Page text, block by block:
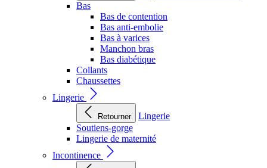
Bas
Bas de contention
Bas anti-embolie
Bas à varices
Manchon bras
Bas diabétique
Collants
Chaussettes
Lingerie
Retourner
Lingerie
Soutiens-gorge
Lingerie de maternité
Incontinence